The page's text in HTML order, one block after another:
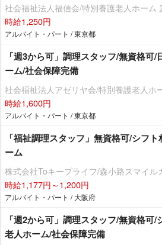
社会福祉法人福信会/特別養護老人ホーム
時給1,250円
アルバイト・パート / 東京都
「週3から可」調理スタッフ/無資格可
ーム/社会保障完備
社会福祉法人アゼリヤ会/特別養護老人ホ
時給1,600円
アルバイト・パート / 東京都
「福祉調理スタッフ」無資格可/シフ
ーム
株式会社Toキープライフ/森小路スマイル
時給1,177円～1,200円
アルバイト・パート / 大阪府
「週2から可」調理スタッフ/無資格可
老人ホーム/社会保障完備